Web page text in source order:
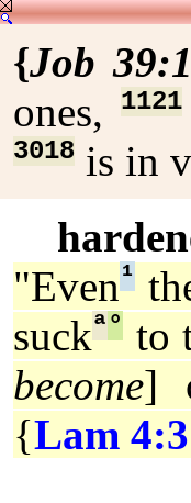
{Job
ones,
1121
3018 is in
"Even¹
suckª° to
become]
{Lam 4:3